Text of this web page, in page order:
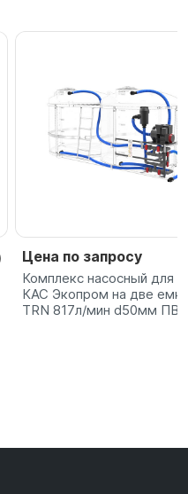
Цена по запросу
Комплекс насосный для
КАС Экопром на две
TRN 817л/мин d50мм ПВХ